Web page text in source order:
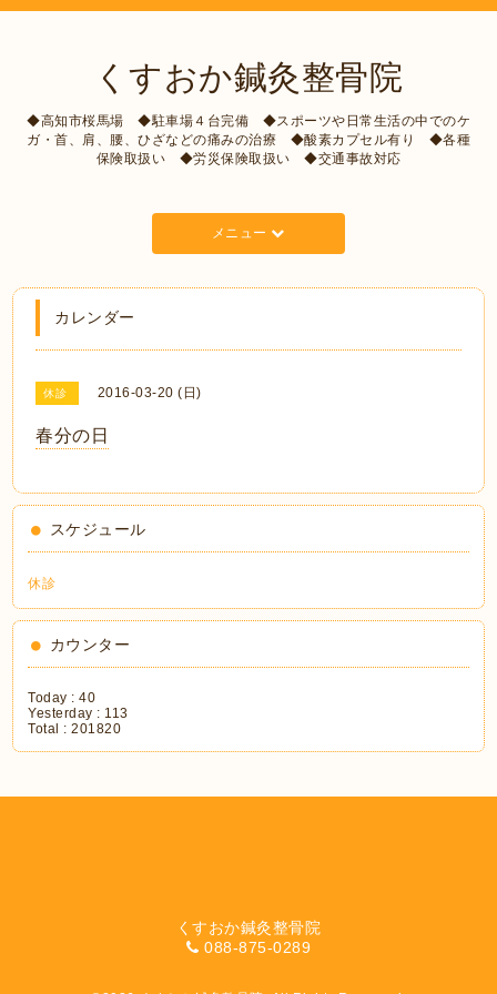
くすおか鍼灸整骨院
◆高知市桜馬場 ◆駐車場４台完備 ◆スポーツや日常生活の中でのケ
ガ・首、肩、腰、ひざなどの痛みの治療 ◆酸素カプセル有り ◆各種
保険取扱い ◆労災保険取扱い ◆交通事故対応
メニュー
カレンダー
休診 2016-03-20 (日)
春分の日
スケジュール
休診
カウンター
Today :40
Yesterday : 113
Total :201820
くすおか鍼灸整骨院
088-875-0289